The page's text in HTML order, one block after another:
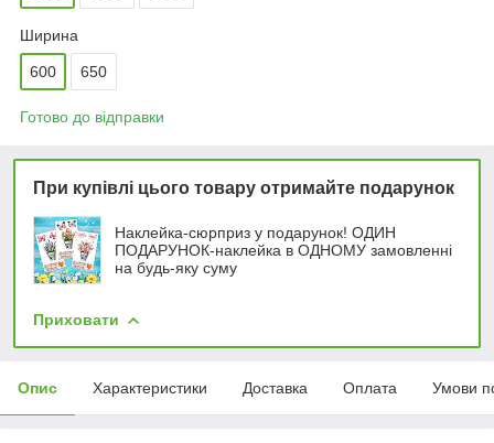
Ширина
600 650
Готово до відправки
При купівлі цього товару отримайте подарунок
Наклейка-сюрприз у подарунок! ОДИН
ПОДАРУНОК-наклейка в ОДНОМУ замовленні
на будь-яку суму
Приховати
Опис Характеристики Доставка Оплата Умови